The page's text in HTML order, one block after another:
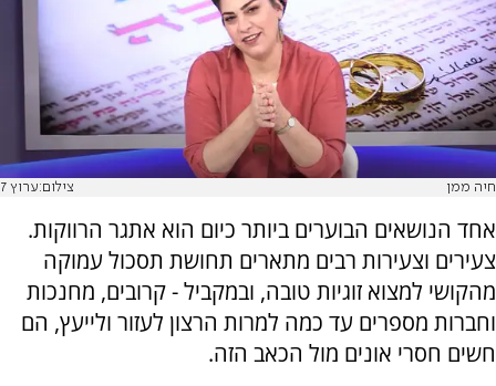
חיה ממן צילום:ערוץ 7
אחד הנושאים הבוערים ביותר כיום הוא אתגר הרווקות.
צעירים וצעירות רבים מתארים תחושת תסכול עמוקה
מהקושי למצוא זוגיות טובה, ובמקביל - קרובים, מחנכות
וחברות מספרים עד כמה למרות הרצון לעזור ולייעץ, הם
חשים חסרי אונים מול הכאב הזה.